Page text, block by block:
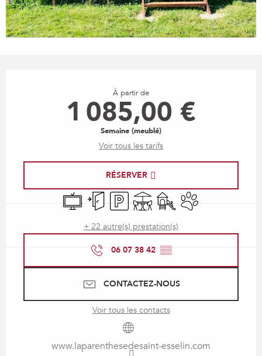
À partir de
1 085,00 €
Semaine (meublé)
Voir tous les tarifs
RÉSERVER
TélévisionEntrée indépendante
ParkingTerrasseJeux pour enfants /
Animaux acceptés
+ 22 autre(s) prestation(s)
06 07 38 42 ▒▒
CONTACTEZ-NOUS
Voir tous les contacts
www.laparenthesedesaint-esselin.com